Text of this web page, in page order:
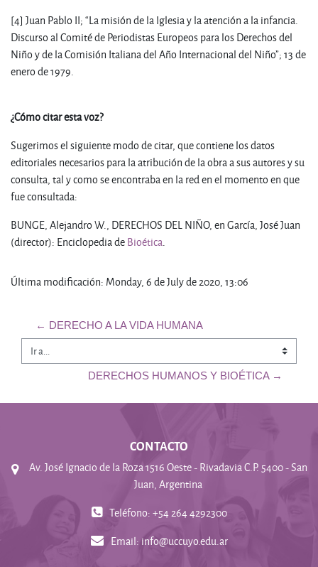
[4] Juan Pablo II; “La misión de la Iglesia y la atención a la infancia.
Discurso al Comité de Periodistas Europeos para los Derechos del
Niño y de la Comisión Italiana del Año Internacional del Niño”; 13 de
enero de 1979.
¿Cómo citar esta voz?
Sugerimos el siguiente modo de citar, que contiene los datos
editoriales necesarios para la atribución de la obra a sus autores y su
consulta, tal y como se encontraba en la red en el momento en que
fue consultada:
BUNGE, Alejandro W., DERECHOS DEL NIÑO, en García, José Juan
(director): Enciclopedia deBioética.
Última modificación: Monday, 6 de July de 2020, 13:06
← DERECHO A LA VIDA HUMANA
Ir a...
DERECHOS HUMANOS Y BIOÉTICA →
CONTACTO
Av. José Ignacio de la Roza 1516 Oeste - Rivadavia C.P. 5400 - San
Juan, Argentina
Teléfono: +54 264 4292300
Email: info@uccuyo.edu.ar